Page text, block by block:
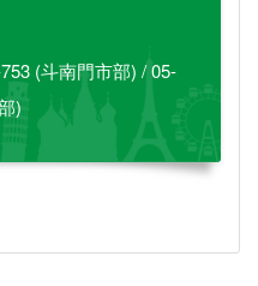
(斗南門市部) / 05-
)